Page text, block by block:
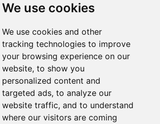
We use cookies
We use cookies and other
tracking technologies to improve
your browsing experience on our
website, to show you
personalized content and
targeted ads, to analyze our
website traffic, and to understand
where our visitors are coming